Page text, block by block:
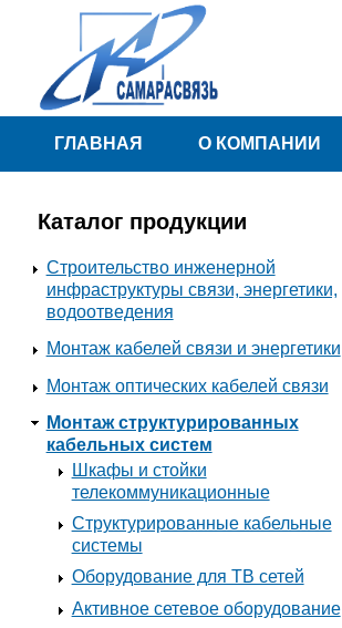
Перейти к основному содержанию
Меню
ГЛАВНАЯ О КОМПАНИИ
Каталог продукции
Строительство инженерной
инфраструктуры связи, энергетики,
водоотведения
Монтаж кабелей связи и энергетики
Монтаж оптических кабелей связи
Монтаж структурированных
кабельных систем
Шкафы и стойки
телекоммуникационные
Структурированные кабельные
системы
Оборудование для ТВ сетей
Активное сетевое оборудование